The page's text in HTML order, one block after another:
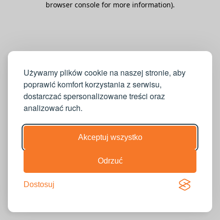
Używamy plików cookie na naszej stronie, aby
poprawić komfort korzystania z serwisu,
dostarczać spersonalizowane treści oraz
analizować ruch.
Akceptuj wszystko
Odrzuć
Dostosuj
browser console for more information).